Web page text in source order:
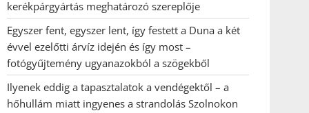
kerékpárgyártás meghatározó szereplője
Egyszer fent, egyszer lent, így festett a Duna a két
évvel ezelőtti árvíz idején és így most –
fotógyűjtemény ugyanazokból a szögekből
Ilyenek eddig a tapasztalatok a vendégektől – a
hőhullám miatt ingyenes a strandolás Szolnokon